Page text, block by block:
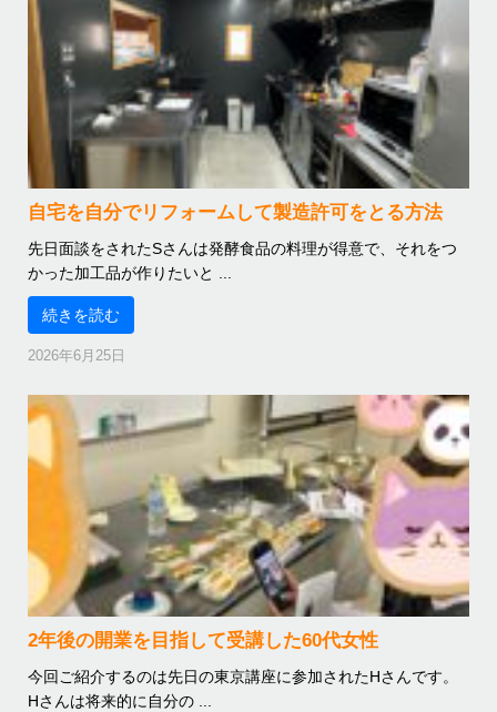
自宅を自分でリフォームして製造許可をとる方法
先日面談をされたSさんは発酵食品の料理が得意で、それをつ
かった加工品が作りたいと ...
続きを読む
2026年6月25日
2年後の開業を目指して受講した60代女性
今回ご紹介するのは先日の東京講座に参加されたHさんです。
Hさんは将来的に自分の ...